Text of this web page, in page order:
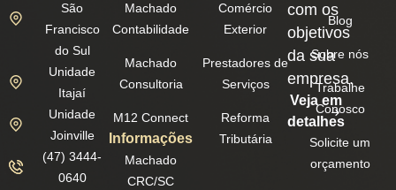
com os
objetivos
da sua
empresa.
Veja em
detalhes
São
Francisco
do Sul
Unidade
Itajaí
Unidade
Joinville
(47) 3444-
0640
Machado
Contabilidade
Machado
Consultoria
M12 Connect
Informações
Machado
CRC/SC
Comércio
Exterior
Prestadores de
Serviços
Reforma
Tributária
Blog
Sobre nós
Trabalhe
Conosco
Solicite um
orçamento